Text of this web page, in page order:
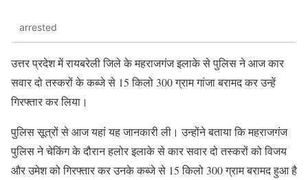
arrested
उत्तर प्रदेश में रायबरेली जिले के महराजगंज इलाके से पुलिस ने आज कार
सवार दो तस्करों के कब्जे से 15 किलो 300 ग्राम गांजा बरामद कर उन्हें
गिरफ्तार कर लिया।
पुलिस सूत्रों से आज यहां यह जानकारी ली। उन्होंने बताया कि महराजगंज
पुलिस ने चेकिंग के दौरान हलोर इलाके से कार सवार दो तस्करों को विजय
और उमेश को गिरफ्तार कर उनके कब्जे से 15 किलो 300 ग्राम बरामद हुआ है